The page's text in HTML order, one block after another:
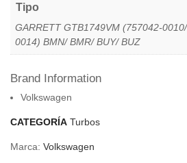
Tipo
GARRETT GTB1749VM (757042-
0014) BMN/ BMR/ BUY/ BUZ
Brand Information
Volkswagen
CATEGORÍA Turbos
Marca: Volkswagen